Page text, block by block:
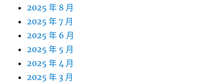
2025 年 8 月
2025 年 7 月
2025 年 6 月
2025 年 5 月
2025 年 4 月
2025 年 3 月